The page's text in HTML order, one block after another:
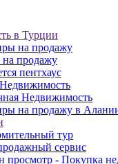
в Турции
на продажу
продажу
пентхаус
Недвижимость
на продажу в
тур
сервис
просмотр - Покупка